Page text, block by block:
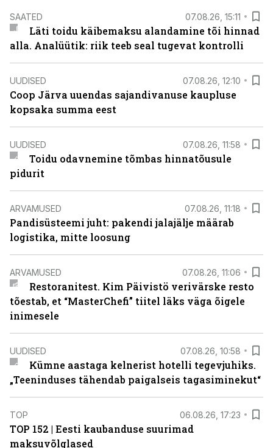
SAATED 07.08.26, 15:11
Läti toidu käibemaksu alandamine tõi hinnad
alla. Analüütik: riik teeb seal tugevat kontrolli
UUDISED 07.08.26, 12:10
Coop Järva uuendas sajandivanuse kaupluse
kopsaka summa eest
UUDISED 07.08.26, 11:58
Toidu odavnemine tõmbas hinnatõusule
pidurit
ARVAMUSED 07.08.26, 11:18
Pandisüsteemi juht: pakendi jalajälje määrab
logistika, mitte loosung
ARVAMUSED 07.08.26, 11:06
Restoranitest. Kim Päivistö verivärske resto
tõestab, et “MasterChefi” tiitel läks väga õigele
inimesele
UUDISED 07.08.26, 10:58
Kümne aastaga kelnerist hotelli tegevjuhiks.
„Teeninduses tähendab paigalseis tagasiminekut“
TOP 06.08.26, 17:23
TOP 152 | Eesti kaubanduse suurimad
maksuvõlglased